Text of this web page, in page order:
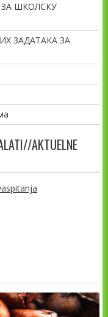
ШКОЛСКУ
ЗАДАТАКА ЗА
AKTUELNE